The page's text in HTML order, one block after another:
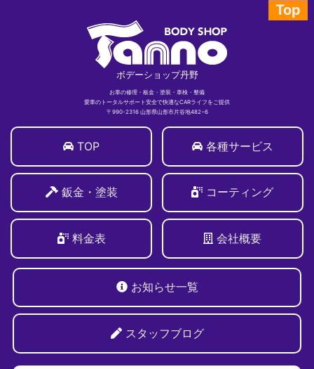
Top
ボデーショップ丹野
お車の修理・板金・塗装・車検・整備
愛車のトータルサポート安全で快適なCARライフをご提供
〒990-2316 山形県山形市片谷地482−6
TOP 各種サービス
鈑金・塗装 コーティング
料金表 会社概要
お知らせ一覧
スタッフブログ